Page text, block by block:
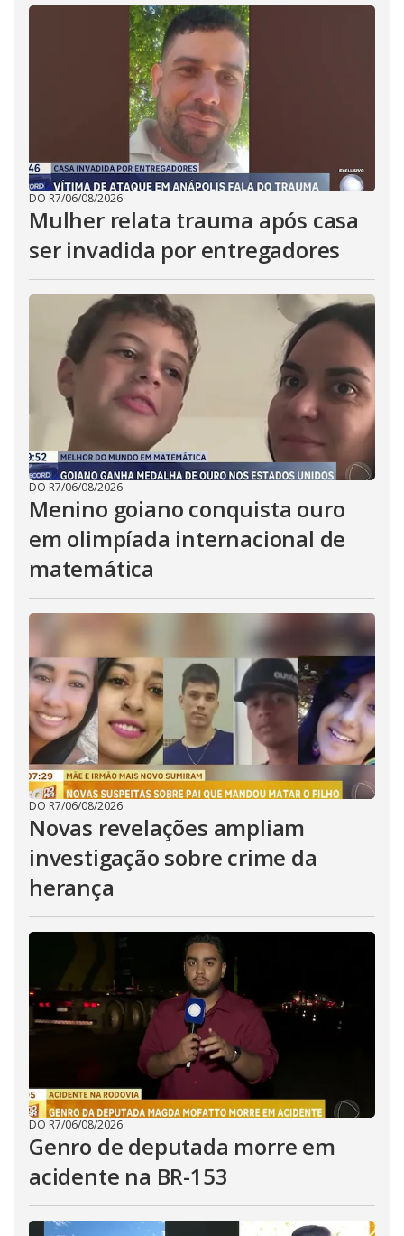
DO R7/06/08/2026
Mulher relata trauma após casa
ser invadida por entregadores
DO R7/06/08/2026
Menino goiano conquista ouro
em olimpíada internacional de
matemática
DO R7/06/08/2026
Novas revelações ampliam
investigação sobre crime da
herança
DO R7/06/08/2026
Genro de deputada morre em
acidente na BR-153